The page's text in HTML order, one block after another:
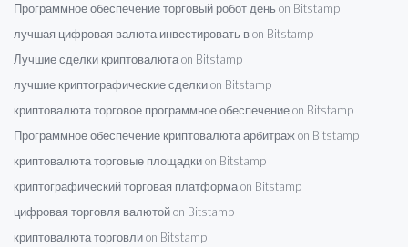
Программное обеспечение торговый робот день on Bitstamp
лучшая цифровая валюта инвестировать в on Bitstamp
Лучшие сделки криптовалюта on Bitstamp
лучшие криптографические сделки on Bitstamp
криптовалюта торговое программное обеспечение on Bitstamp
Программное обеспечение криптовалюта арбитраж on Bitstamp
криптовалюта торговые площадки on Bitstamp
криптографический торговая платформа on Bitstamp
цифровая торговля валютой on Bitstamp
криптовалюта торговли on Bitstamp